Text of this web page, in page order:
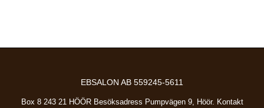
EBSALON AB 559245-5611
Box 8 243 21 HÖÖR Besöksadress Pumpvägen 9, Höör. Kontakt